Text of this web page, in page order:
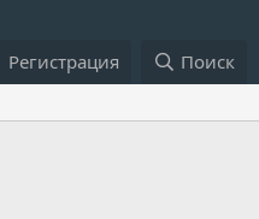
Регистрация Поиск